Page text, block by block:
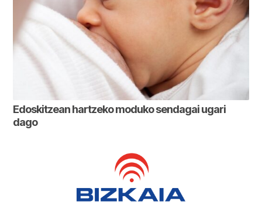
Edoskitzean hartzeko moduko sendagai ugari
dago